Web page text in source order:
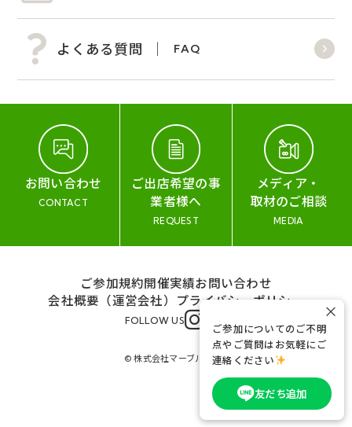
よくある質問 FAQ
お問い合わせ
CONTACT
ご出店希望の事
業者様へ
REQUEST
メディア・
取材のご相談
MEDIA
ご参加規約開催実績お問い合わせ
会社概要（運営会社） プライバシーポリシー
FOLLOW US
© 株式会社マーブル&コー
ご参加についてのご不明
点やご質問はお気軽にご
連絡ください
友だち追加
×